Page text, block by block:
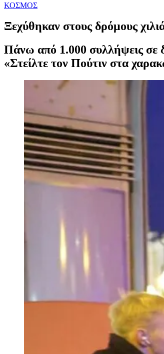
ΚΟΣΜΟΣ
Ξεχύθηκαν στους δρόμους
Πάνω από 1.000 συλλήψεις σε
«Στείλτε τον Πούτιν στα